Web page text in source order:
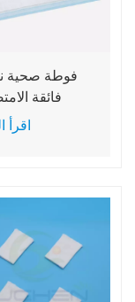
فوطة صحية
فائقة
وجيدة
للاستخدام مرة
اقرأ